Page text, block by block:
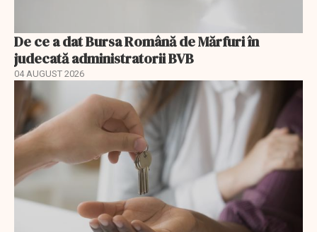
De ce a dat Bursa Română de Mărfuri în
judecată administratorii BVB
04 AUGUST 2026